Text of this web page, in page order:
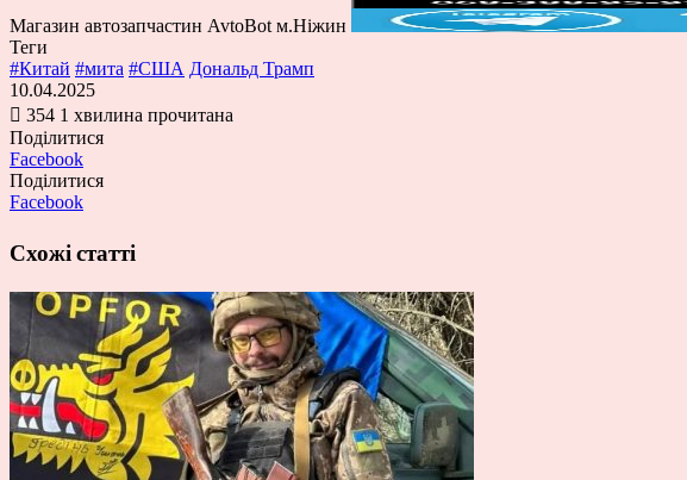
Магазин автозапчастин AvtoBot м.Ніжин
Теги
#Китай #мита #США Дональд Трамп
10.04.2025
354 1 хвилина прочитана
Поділитися
Facebook
Поділитися
Facebook
Схожі статті